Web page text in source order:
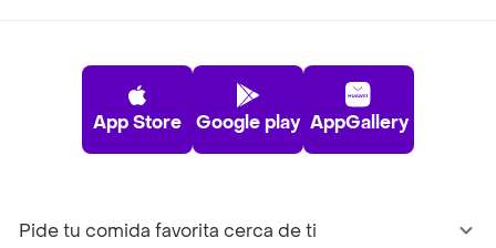
App Store Google play AppGallery
Pide tu comida favorita cerca de ti